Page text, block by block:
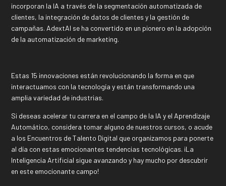
incorporan la IA a través de la segmentación automatizada de
clientes, la integración de datos de clientes y la gestión de
campañas. AdextAI se ha convertido en un pionero en la adopción
de la automatización de marketing.
Estas 15 innovaciones están revolucionando la forma en que
interactuamos con la tecnología y están transformando una
amplia variedad de industrias.
Si deseas acelerar tu carrera en el campo de la IA y el Aprendizaje
Automático, considera tomar alguno de nuestros cursos, o acude
a los Encuentros de Talento Digital que organizamos para ponerte
al día con estas emocionantes tendencias tecnológicas. ¡La
Inteligencia Artificial sigue avanzando y hay mucho por descubrir
en este emocionante campo!